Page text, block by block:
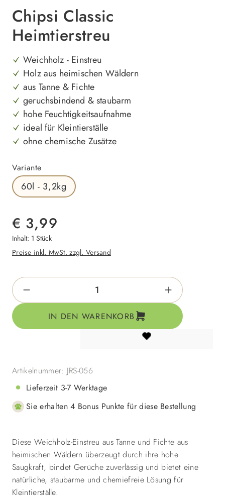
Chipsi Classic
Heimtierstreu
Weichholz - Einstreu
Holz aus heimischen Wäldern
aus Tanne & Fichte
geruchsbindend & staubarm
hohe Feuchtigkeitsaufnahme
ideal für Kleintierställe
ohne chemische Zusätze
Variante
60l - 3,2kg
€ 3,99
Inhalt: 1 Stück
Preise inkl. MwSt. zzgl. Versand
Produkt Anzahl: Gib den gewünschten
IN DEN WARENKORB
Artikelnummer: JRS-056
Lieferzeit 3-7 Werktage
Sie erhalten 4 Bonus Punkte für diese Bestellung
Diese Weichholz-Einstreu aus Tanne und Fichte aus
heimischen Wäldern überzeugt durch ihre hohe
Saugkraft, bindet Gerüche zuverlässig und bietet eine
natürliche, staubarme und chemiefreie Lösung für
Kleintierställe.